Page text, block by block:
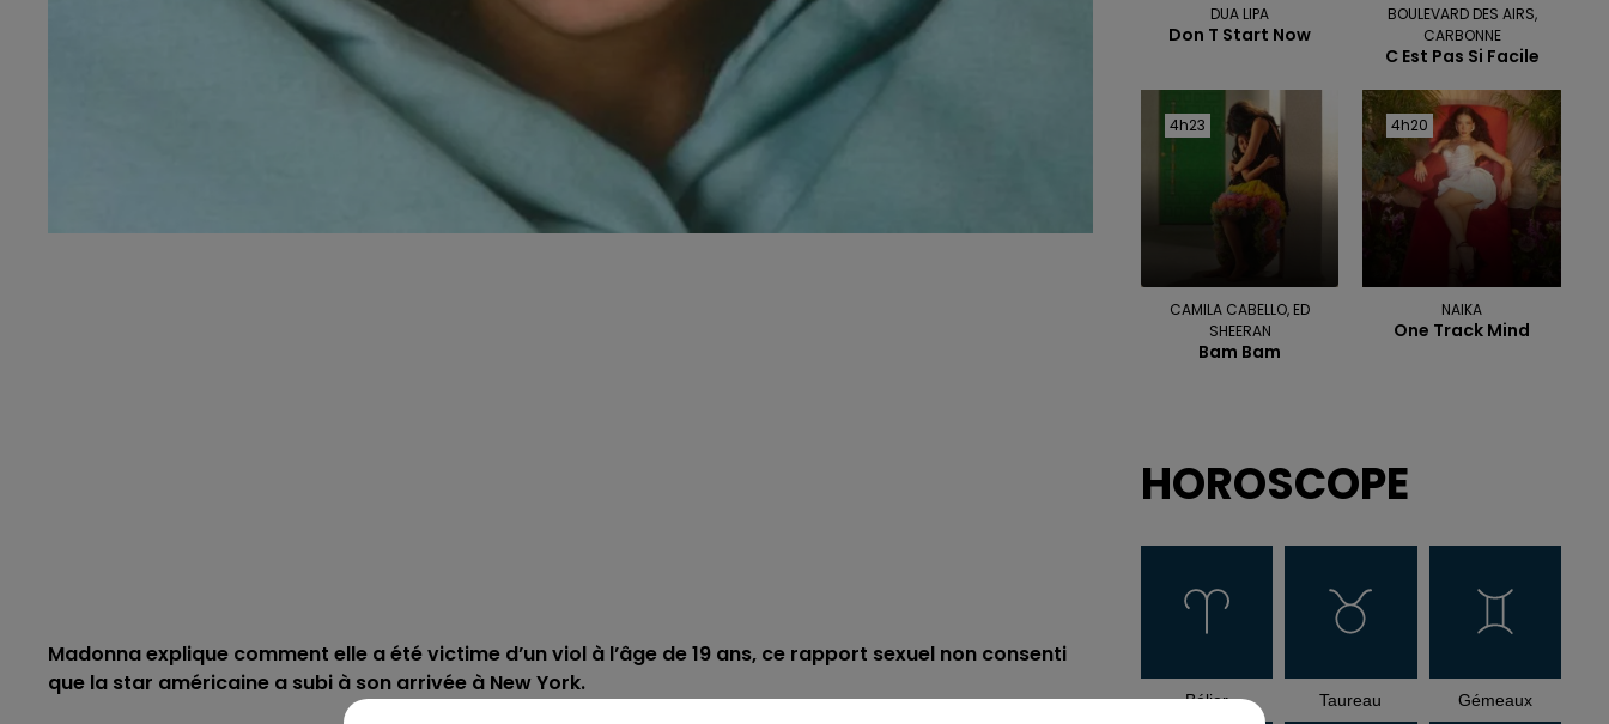
Madonna explique comment elle a été victime d’un viol à l’âge de 19 ans, ce rapport sexuel non consenti
que la star américaine a subi à son arrivée à New York.
DUA LIPA
Don T Start Now
BOULEVARD DES AIRS,
CARBONNE
C Est Pas Si Facile
4h23
4h23
CAMILA CABELLO, ED
SHEERAN
Bam Bam
4h20
4h20
NAIKA
One Track Mind
HOROSCOPE
Bélier Taureau Gémeaux